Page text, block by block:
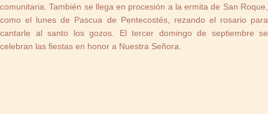
comunitaria. También se llega en procesión a la ermita de San Roque,
como el lunes de Pascua de Pentecostés, rezando el rosario para
cantarle al santo los gozos. El tercer domingo de septiembre se
celebran las fiestas en honor a Nuestra Señora.